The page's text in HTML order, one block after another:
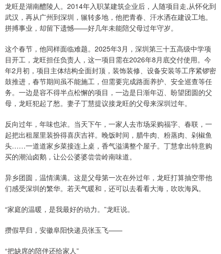
龙旺是湖南醴陵人。2014年入职某建筑企业后，人随项目走,从怀化到
武汉，再从广州到深圳，辗转多地，他把青春、汗水洒在建设工地。
拼搏事业，却留下遗憾——好几年未能陪父母过年守岁。
这个春节，他同样面临难题。2025年3月，深圳第三十五高级中学项
目开工，龙旺担任负责人，这一项目需在2026年8月底交付使用。今
年2月初，项目主体结构全面封顶，装饰装修、设备安装等工序紧锣密
鼓推进，春节期间虽不能施工，但需要完成路面养护、安全巡查等任
务。一边是容不得半点松懈的项目，一边是日渐年迈、盼望团圆的父
母，龙旺犯起了愁。妻子丁慧提议接龙旺的父母来深圳过年。
反向过年，年味也浓。当天下午，一家人去市场采购福字、春联，一
起把出租屋里装扮得喜庆吉祥。晚饭时间，腊牛肉、粉蒸肉、剁椒鱼
头……一道道家乡菜接连上桌，香气溢满整个屋子。丁慧拿出特意购
买的潮汕卤鹅，让公公婆婆尝尝岭南味道。
异乡团圆，温情满满。这是父母第一次在外过年，龙旺打算抽空带他
们感受深圳的繁华。若天气暖和，还可以去看看大海，吹吹海风。
“家庭的温暖，是我最好的动力。”龙旺说。
攒假早归，安徽阜阳快递员张玉飞——
“把缺席的陪伴还给家人”